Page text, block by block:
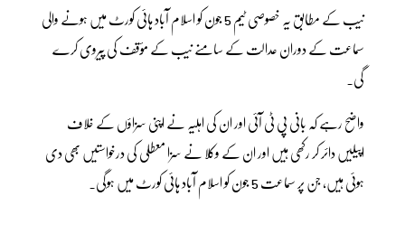
نیب کے مطابق یہ خصوصی ٹیم 5 جون کو اسلام آباد ہائی کورٹ میں ہونے والی
سماعت کے دوران عدالت کے سامنے نیب کے مؤقف کی پیروی کرے
گی۔
واضح رہے کہ بانی پی ٹی آئی اور ان کی اہلیہ نے اپنی سزاؤں کے خلاف
اپیلیں دائر کر رکھی ہیں اور ان کے وکلا نے سزا معطلی کی درخواستیں بھی دی
ہوئی ہیں، جن پر سماعت 5 جون کو اسلام آباد ہائی کورٹ میں ہوگی۔